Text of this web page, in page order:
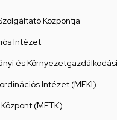
Központja
Intézet
és
Intézet (MEKI)
(METK)